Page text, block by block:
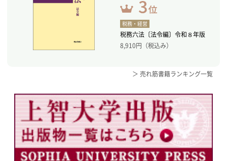
税務・経営
税務六法〔法令編〕令和８年版
8,910円（税込み）
＞ 売れ筋書籍ランキング一覧